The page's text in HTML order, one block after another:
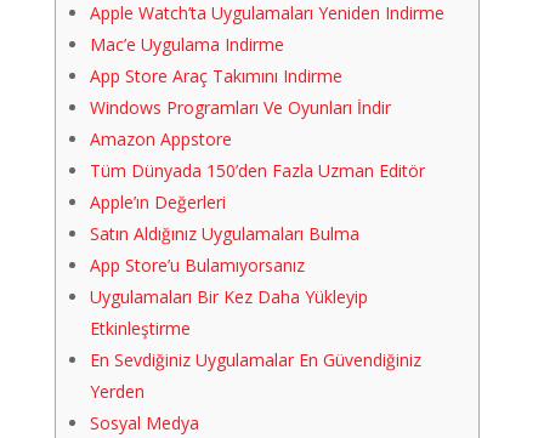
Apple Watch’ta Uygulamaları Yeniden Indirme
Mac’e Uygulama Indirme
App Store Araç Takımını Indirme
Windows Programları Ve Oyunları İndir
Amazon Appstore
Tüm Dünyada 150’den Fazla Uzman Editör
Apple’ın Değerleri
Satın Aldığınız Uygulamaları Bulma
App Store’u Bulamıyorsanız
Uygulamaları Bir Kez Daha Yükleyip
Etkinleştirme
En Sevdiğiniz Uygulamalar En Güvendiğiniz
Yerden
Sosyal Medya